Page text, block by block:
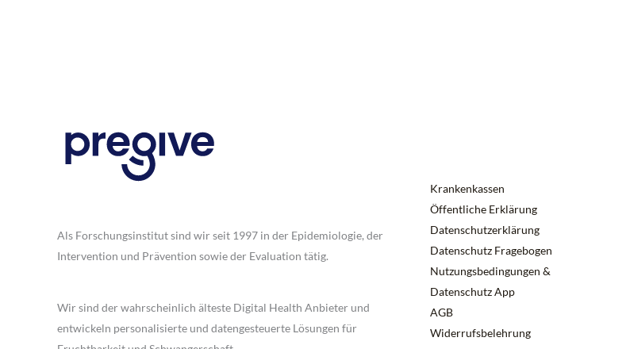
Als Forschungsinstitut sind wir seit 1997 in der Epidemiologie, der
Intervention und Prävention sowie der Evaluation tätig.
Wir sind der wahrscheinlich älteste Digital Health Anbieter und
entwickeln personalisierte und datengesteuerte Lösungen für
Krankenkassen
Öffentliche Erklärung
Datenschutzerklärung
Datenschutz Fragebogen
Nutzungsbedingungen &
Datenschutz App
AGB
Widerrufsbelehrung